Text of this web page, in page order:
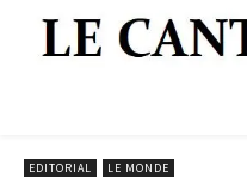
EDITORIAL LE MONDE